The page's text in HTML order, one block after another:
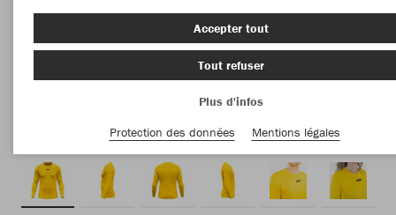
Accepter tout
Tout refuser
Plus d'infos
Protection des données
Mentions légales